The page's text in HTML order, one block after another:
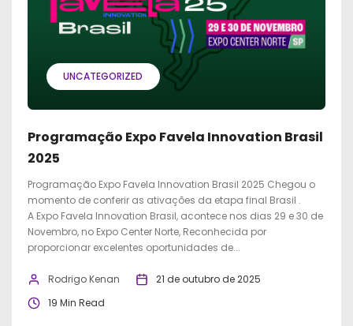
UNCATEGORIZED
Programação Expo Favela Innovation Brasil
2025
Programação Expo Favela Innovation Brasil 2025 Chegou o
momento de conferir as ativações da etapa final Brasil .
A Expo Favela Innovation Brasil, acontece nos dias 29 e 30 de
Novembro, no Expo Center Norte, Reconhecida por
proporcionar excelentes oportunidades de...
Rodrigo Kenan
21 de outubro de 2025
19 Min Read